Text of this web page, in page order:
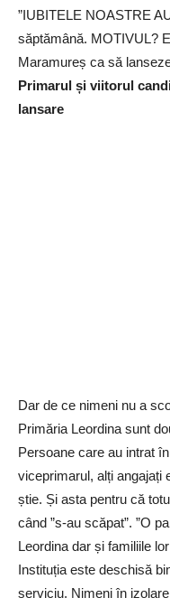
”IUBITELE NOASTRE
săptămână. MOTIVUL?
Maramureș ca să
Primarul și viitorul
lansare
Dar de ce nimeni nu a
Primăria Leordina sunt
Persoane care au intrat
viceprimarul, alți angajați
știe. Și asta pentru că
când ”s-au scăpat”. ”O
Leordina dar și familiile
Instituția este deschisă
serviciu. Nimeni în